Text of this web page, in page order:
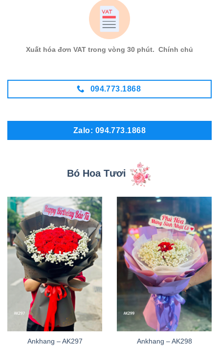
Xuất hóa đơn VAT trong vòng 30 phút. Chính chủ
094.773.1868
Zalo: 094.773.1868
Bó Hoa Tươi
Ankhang – AK297
Ankhang – AK298